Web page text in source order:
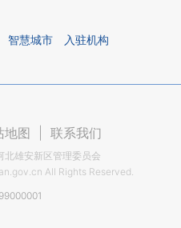
智慧城市 入驻机构
地图 联系我们
北雄安新区管理委员会
All Rights Reserved.